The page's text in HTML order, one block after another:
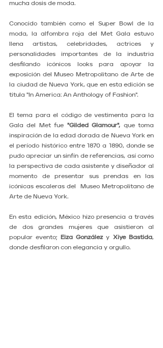
mucha dosis de moda.
Conocido también como el Super Bowl de la
moda, la alfombra roja del Met Gala estuvo
llena artistas, celebridades, actrices y
personalidades importantes de la industria
desfilando icónicos looks para apoyar la
exposición del Museo Metropolitano de Arte de
la ciudad de Nueva York, que en esta edición se
titula "In America: An Anthology of Fashion".
El tema para el código de vestimenta para la
Gala del Met fue "Gilded Glamour", que toma
inspiración de la edad dorada de Nueva York en
el período histórico entre 1870 a 1890, donde se
pudo apreciar un sinfín de referencias, así como
la perspectiva de cada asistente y diseñador al
momento de presentar sus prendas en las
icónicas escaleras del  Museo Metropolitano de
Arte de Nueva York.
En esta edición, México hizo presencia a través
de dos grandes mujeres que asistieron al
popular evento;
Eiza González y Xiye Bastida,
donde desfilaron con elegancia y orgullo.